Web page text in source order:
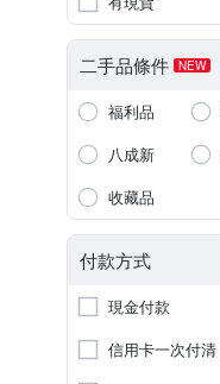
二手品條件 NEW
福利品
八成新
收藏品
付款方式
現金付款
信用卡一次付清